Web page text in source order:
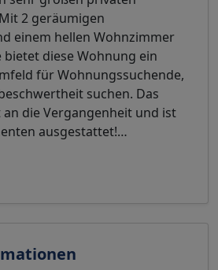
2 geräumigen
einem hellen Wohnzimmer
diese Wohnung ein
für Wohnungssuchende,
suchen. Das
die Vergangenheit und ist
ausgestattet!…